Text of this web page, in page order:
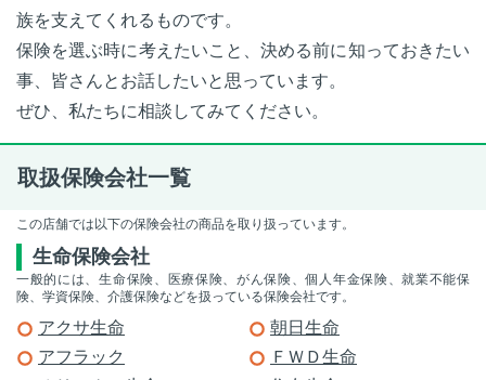
族を支えてくれるものです。
保険を選ぶ時に考えたいこと、決める前に知っておきたい
事、皆さんとお話したいと思っています。
ぜひ、私たちに相談してみてください。
取扱保険会社一覧
この店舗では以下の保険会社の商品を取り扱っています。
生命保険会社
一般的には、生命保険、医療保険、がん保険、個人年金保険、就業不能保
険、学資保険、介護保険などを扱っている保険会社です。
アクサ生命
朝日生命
アフラック
ＦＷＤ生命